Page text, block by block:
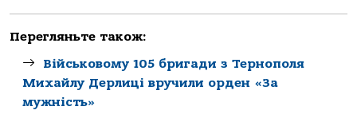
Перегляньте також:
Військовому 105 бригади з Тернополя
Михайлу Дерлиці вручили орден «За
мужність»